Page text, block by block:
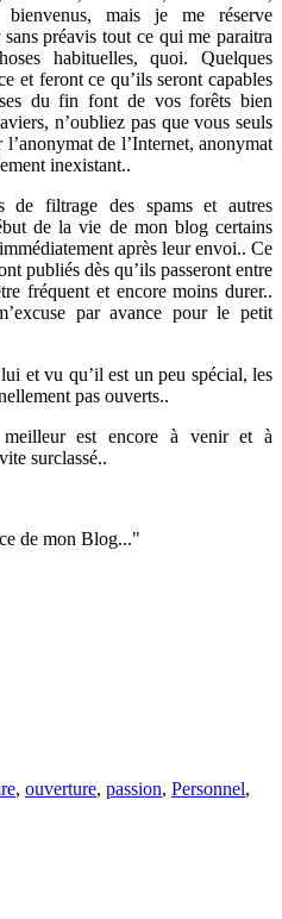
mais je me réserve
préavis tout ce qui me paraitra
habituelles, quoi. Quelques
et feront ce qu’ils seront capables
du fin font de vos forêts bien
n’oubliez pas que vous seuls
de l’Internet, anonymat
inexistant..
de filtrage des spams et autres
de la vie de mon blog certains
après leur envoi.. Ce
publiés dès qu’ils passeront entre
fréquent et encore moins durer..
par avance pour le petit
et vu qu’il est un peu spécial, les
pas ouverts..
est encore à venir et à
surclassé..
de mon Blog..."
, ouverture, passion, Personnel,